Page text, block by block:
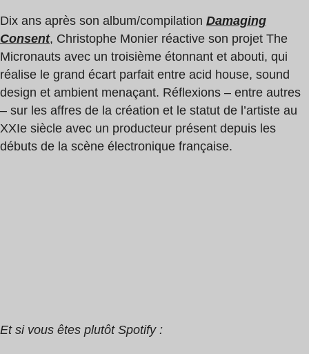
Dix ans après son album/compilation Damaging
Consent, Christophe Monier réactive son projet The
Micronauts avec un troisième étonnant et abouti, qui
réalise le grand écart parfait entre acid house, sound
design et ambient menaçant. Réflexions – entre autres
– sur les affres de la création et le statut de l’artiste au
XXIe siècle avec un producteur présent depuis les
débuts de la scène électronique française.
Et si vous êtes plutôt Spotify :